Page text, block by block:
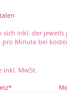
sich inkl. der jeweils
pro Minute bei
inkl. MwSt.